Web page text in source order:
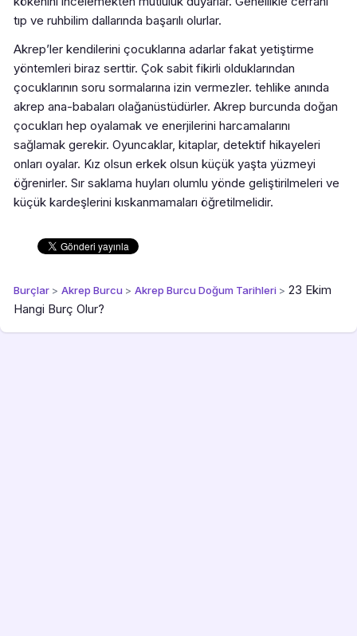
tıp ve ruhbilim dallarında başarılı olurlar.
Akrep’ler kendilerini çocuklarına adarlar fakat yetiştirme
yöntemleri biraz serttir. Çok sabit fikirli olduklarından
çocuklarının soru sormalarına izin vermezler. tehlike anında
akrep ana-babaları olağanüstüdürler. Akrep burcunda doğan
çocukları hep oyalamak ve enerjilerini harcamalarını
sağlamak gerekir. Oyuncaklar, kitaplar, detektif hikayeleri
onları oyalar. Kız olsun erkek olsun küçük yaşta yüzmeyi
öğrenirler. Sır saklama huyları olumlu yönde geliştirilmeleri ve
küçük kardeşlerini kıskanmamaları öğretilmelidir.
Burçlar > Akrep Burcu > Akrep Burcu Doğum Tarihleri > 23 Ekim
Hangi Burç Olur?